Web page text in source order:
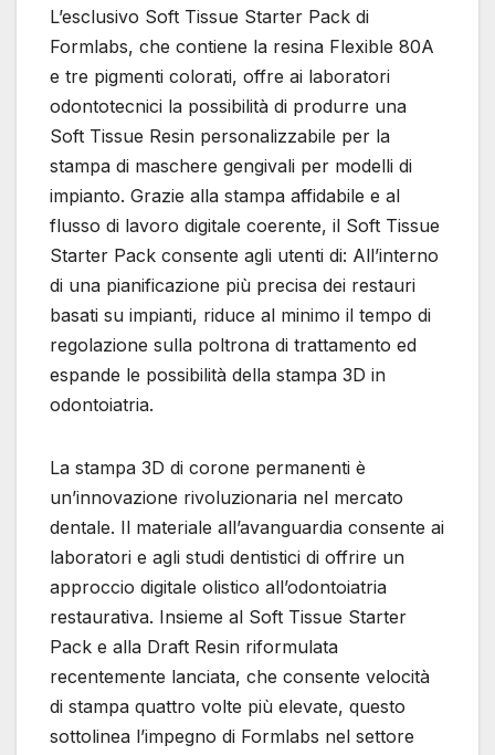
L’esclusivo Soft Tissue Starter Pack di
Formlabs, che contiene la resina Flexible 80A
e tre pigmenti colorati, offre ai laboratori
odontotecnici la possibilità di produrre una
Soft Tissue Resin personalizzabile per la
stampa di maschere gengivali per modelli di
impianto. Grazie alla stampa affidabile e al
flusso di lavoro digitale coerente, il Soft Tissue
Starter Pack consente agli utenti di: All’interno
di una pianificazione più precisa dei restauri
basati su impianti, riduce al minimo il tempo di
regolazione sulla poltrona di trattamento ed
espande le possibilità della stampa 3D in
odontoiatria.
La stampa 3D di corone permanenti è
un’innovazione rivoluzionaria nel mercato
dentale. Il materiale all’avanguardia consente ai
laboratori e agli studi dentistici di offrire un
approccio digitale olistico all’odontoiatria
restaurativa. Insieme al Soft Tissue Starter
Pack e alla Draft Resin riformulata
recentemente lanciata, che consente velocità
di stampa quattro volte più elevate, questo
sottolinea l’impegno di Formlabs nel settore